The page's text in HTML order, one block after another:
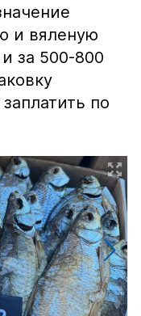
и вяленую
за 500-800
по